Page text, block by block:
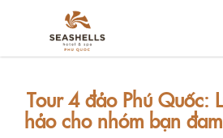
Tour 4 đảo Phú Quốc:
hảo cho nhóm bạn